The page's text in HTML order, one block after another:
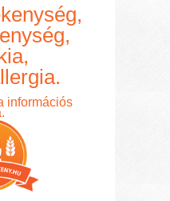
információs